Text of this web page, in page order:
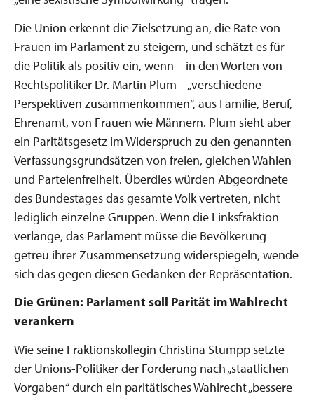
Die Union erkennt die Zielsetzung an, die Rate von
Frauen im Parlament zu steigern, und schätzt es für
die Politik als positiv ein, wenn – in den Worten von
Rechtspolitiker Dr. Martin Plum – „verschiedene
Perspektiven zusammenkommen“, aus Familie, Beruf,
Ehrenamt, von Frauen wie Männern. Plum sieht aber
ein Paritätsgesetz im Widerspruch zu den genannten
Verfassungsgrundsätzen von freien, gleichen Wahlen
und Parteienfreiheit. Überdies würden Abgeordnete
des Bundestages das gesamte Volk vertreten, nicht
lediglich einzelne Gruppen. Wenn die Linksfraktion
verlange, das Parlament müsse die Bevölkerung
getreu ihrer Zusammensetzung widerspiegeln, wende
sich das gegen diesen Gedanken der Repräsentation.
Die Grünen: Parlament soll Parität im Wahlrecht
verankern
Wie seine Fraktionskollegin Christina Stumpp setzte
der Unions-Politiker der Forderung nach „staatlichen
Vorgaben“ durch ein paritätisches Wahlrecht „bessere